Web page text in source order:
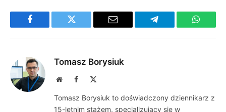
Facebook Twitter Email Telegram
Tomasz Borysiuk
WebsiteFacebook
Tomasz Borysiuk to doświadczony dziennikarz z
15-letnim stażem, specjalizujący się w